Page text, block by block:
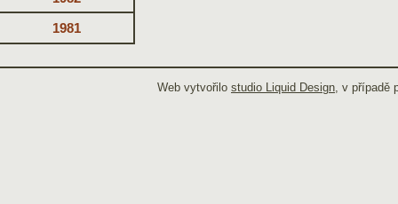
1981
Web vytvořilo studio Liquid Design, v případě